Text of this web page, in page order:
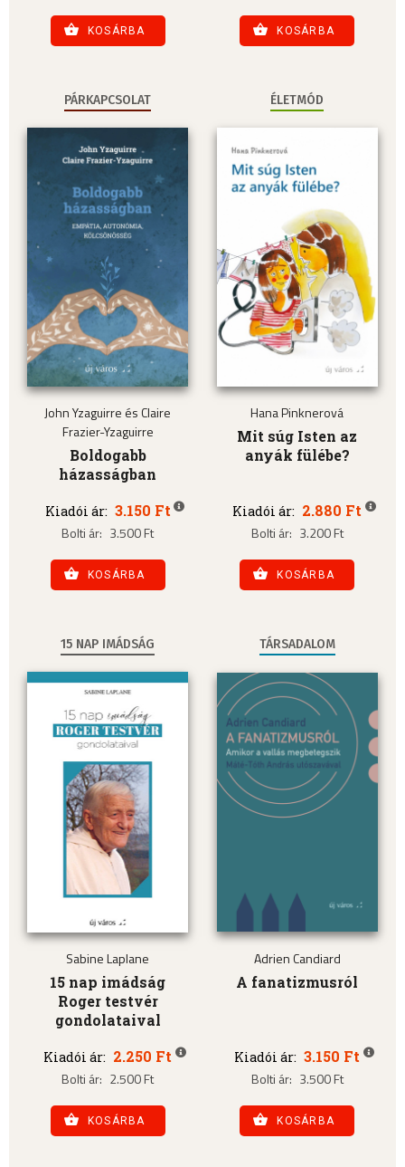
KOSÁRBA KOSÁRBA
PÁRKAPCSOLAT
John Yzaguirre és Claire
Frazier-Yzaguirre
Boldogabb
házasságban
Kiadói ár: 3.150 Ft
Bolti ár: 3.500 Ft
KOSÁRBA
ÉLETMÓD
Hana Pinknerová
Mit súg Isten az
anyák fülébe?
Kiadói ár: 2.880 Ft
Bolti ár: 3.200 Ft
KOSÁRBA
15 NAP IMÁDSÁG
Sabine Laplane
15 nap imádság
Roger testvér
gondolataival
Kiadói ár: 2.250 Ft
Bolti ár: 2.500 Ft
KOSÁRBA
TÁRSADALOM
Adrien Candiard
A fanatizmusról
Kiadói ár: 3.150 Ft
Bolti ár: 3.500 Ft
KOSÁRBA